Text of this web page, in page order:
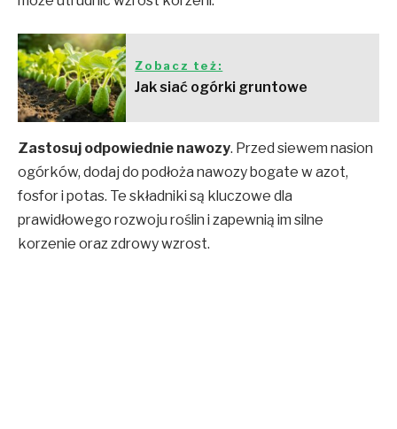
Zobacz też:
Jak siać ogórki gruntowe
Zastosuj odpowiednie nawozy. Przed siewem nasion
ogórków, dodaj do podłoża nawozy bogate w azot,
fosfor i potas. Te składniki są kluczowe dla
prawidłowego rozwoju roślin i zapewnią im silne
korzenie oraz zdrowy wzrost.